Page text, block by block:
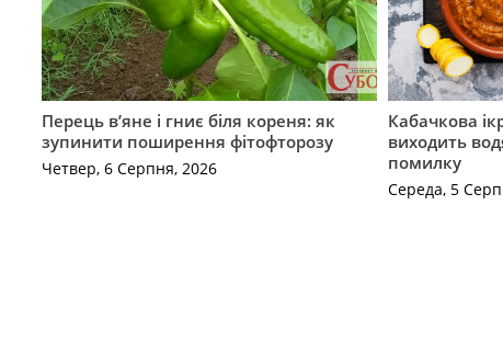
Перець в’яне і гниє біля кореня: як
зупинити поширення фітофторозу
Четвер, 6 Серпня, 2026
Кабачкова
виходить
помилку
Середа, 5